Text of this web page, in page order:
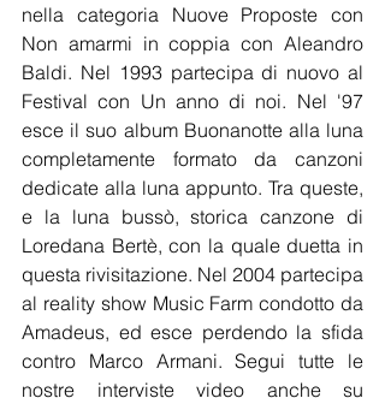
nella categoria Nuove Proposte con
Non amarmi in coppia con Aleandro
Baldi. Nel 1993 partecipa di nuovo al
Festival con Un anno di noi. Nel '97
esce il suo album Buonanotte alla luna
completamente formato da canzoni
dedicate alla luna appunto. Tra queste,
e la luna bussò, storica canzone di
Loredana Bertè, con la quale duetta in
questa rivisitazione. Nel 2004 partecipa
al reality show Music Farm condotto da
Amadeus, ed esce perdendo la sfida
contro Marco Armani. Segui tutte le